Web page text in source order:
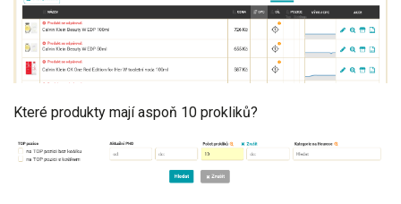
Které produkty mají aspoň 10 prokliků?